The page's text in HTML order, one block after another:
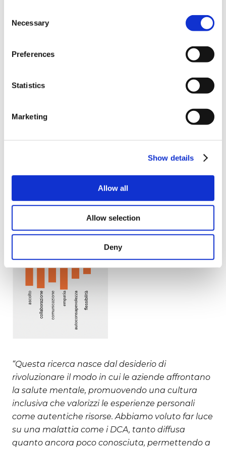
Selection
Necessary
Preferences
Statistics
Marketing
Show details
Allow all
Allow selection
Deny
dalle esperienze personali che si può portare
L’82% delle persone sviluppa l’empatia nella
vita personale, con un potenziale extra da
Collaborazione
, cardini
colleghi, possono incrementarsi fino al36%
Infine, anche la flessibilità ha un potenziale di
sviluppo del 17% perché anch’essa viene
“Questa ricerca nasce dal desiderio di
rivoluzionare il modo in cui le aziende affrontano
la salute mentale, promuovendo una cultura
inclusiva che valorizzi le esperienze personali
come autentiche risorse. Abbiamo voluto far luce
su una malattia come i DCA, tanto diffusa
quanto ancora poco conosciuta, permettendo a